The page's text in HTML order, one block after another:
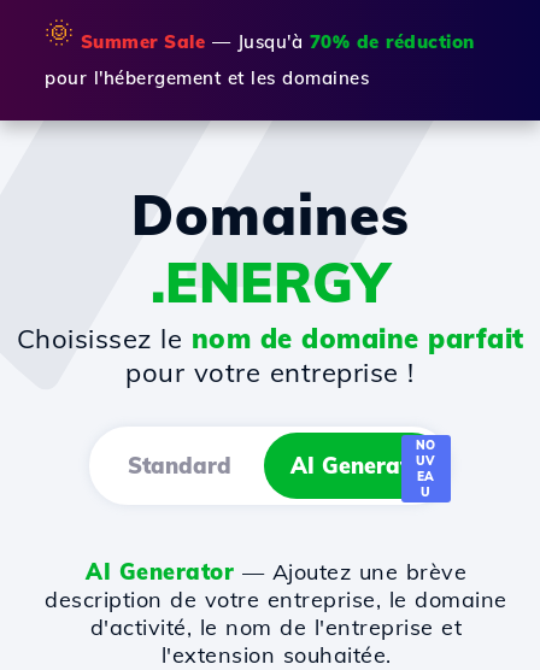
🌞 Summer Sale — Jusqu'à 70% de réduction
pour l'hébergement et les domaines
Domaines
.ENERGY
Choisissez le nom de domaine parfait
pour votre entreprise !
Standard AI Generator
NO
UV
EA
U
AI Generator — Ajoutez une brève
description de votre entreprise, le domaine
d'activité, le nom de l'entreprise et
l'extension souhaitée.